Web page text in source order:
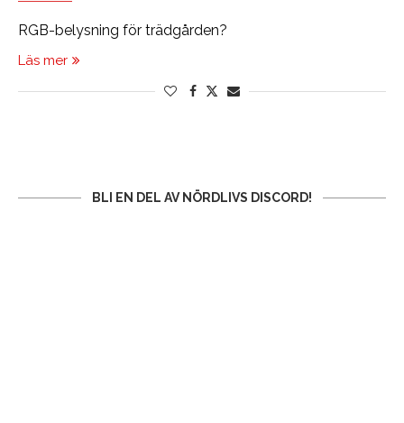
RGB-belysning för trädgården?
Läs mer
BLI EN DEL AV NÖRDLIVS DISCORD!